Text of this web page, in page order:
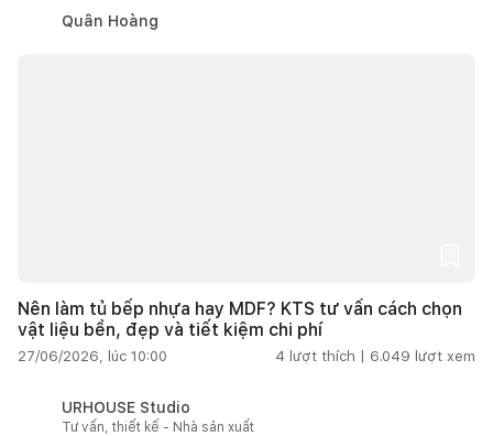
Quân Hoàng
Nên làm tủ bếp nhựa hay MDF? KTS tư vấn cách chọn
vật liệu bền, đẹp và tiết kiệm chi phí
27/06/2026, lúc 10:00 4 lượt thích | 6.049 lượt xem
URHOUSE Studio
Tư vấn, thiết kế - Nhà sản xuất